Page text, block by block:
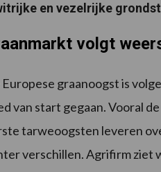
en vezelrijke
volgt
Europese graanoogst is
van start gegaan. Vooral
tarweoogsten leveren
verschillen. Agrifirm ziet